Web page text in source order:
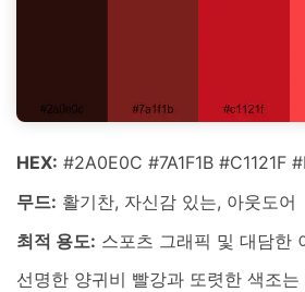
HEX: #2A0E0C #7A1F1B #C1121F
무드: 활기찬, 자신감 있는, 아웃도어
최적 용도: 스포츠 그래픽 및 대담한
선명한 양귀비 빨강과 또렷한 색조